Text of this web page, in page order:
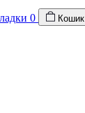
0 Кошик